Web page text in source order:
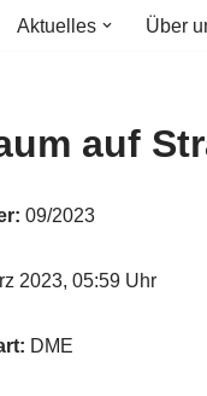
Aktuelles Über
auf
09/2023
2023, 05:59 Uhr
DME